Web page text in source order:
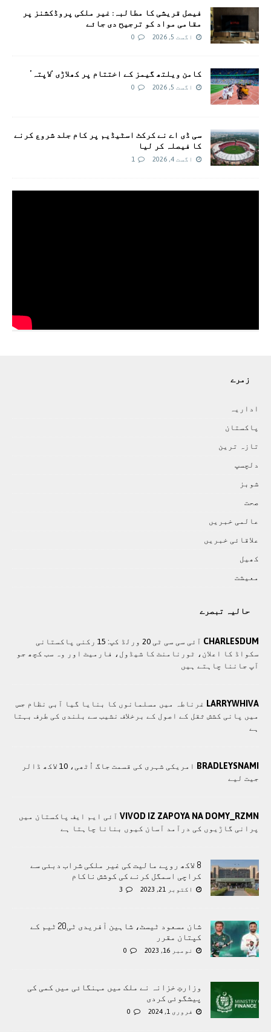
فیصل قریشی کا مطالبہ: غیر ملکی پروڈکشنز پر
مقامی مواد کو ترجیح دی جائے
اگست 5, 2026 0
کامن ویلتھ گیمز کے اختتام پر کھلاڑی ‘لاپتہ’
اگست 5, 2026 0
سی ڈی اے نے کرکٹ اسٹیڈیم پر کام جلد شروع کرنے
کا فیصلہ کر لیا
اگست 4, 2026 1
زمرے
اداريہ
پاکستان
تازہ ترين
دلچسپ
شوبز
صحت
عالمی خبريں
علاقائی خبريں
کھيل
معيشت
حالیہ تبصرے
CHARLESDUM
آئی سی سی ٹی 20 ورلڈ کپ: 15 رکنی پاکستانی
سکواڈ کا اعلان، ٹورنامنٹ کا شیڈول، فارمیٹ اور وہ سب کچھ جو
آپ جاننا چاہتے ہیں
LARRYWHIVA غرناطہ میں مسلمانوں کا بنایا گیا آبی نظام جس
میں پانی کشش ثقل کے اصول کے برخلاف نشیب سے بلندی کی طرف بہتا
ہے
BRADLEYSNAMI
امریکی شہری کی قسمت جاگ اُٹھی، 10 لاکھ ڈالر
جیت لیے
VIVOD IZ ZAPOYA NA DOMY_RZMN آئی ایم ایف پاکستان میں
پرانی گاڑیوں کی درآمد آسان کیوں بنانا چاہتا ہے
8 لاکھ روپے مالیت کی غیر ملکی شراب دبئی سے
کراچی اسمگل کرنے کی کوشش ناکام
اکتوبر 21, 2023 3
شان مسعود ٹیسٹ، شاہین آفریدی ٹی20 ٹیم کے
کپتان مقرر
نومبر 16, 2023 0
وزارتِ خزانہ نے ملک میں مہنگائی میں کمی کی
پیشگوئی کردی
فروری 1, 2024 0